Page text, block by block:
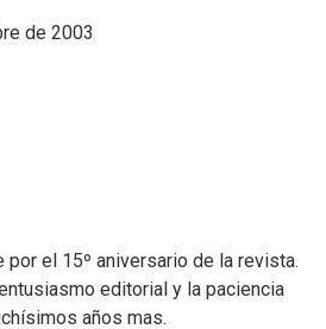
de 2003
el 15º aniversario de la revista.
editorial y la paciencia
años mas.